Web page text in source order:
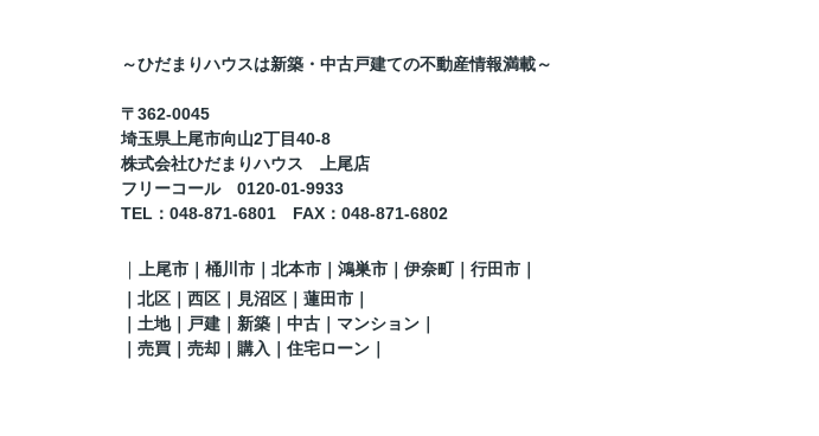
～ひだまりハウスは新築・中古戸建ての不動産情報満載～
〒362-0045
埼玉県上尾市向山2丁目40-8
株式会社ひだまりハウス 上尾店
フリーコール 0120-01-9933
TEL ：048-871-6801 FAX ： 048-871-6802
｜ 上尾市｜桶川市｜北本市｜鴻巣市｜伊奈町｜行田市
北区 ｜西区｜見沼区 ｜蓮田市
｜土地｜戸建｜新築｜中古｜マンション｜
｜売買｜売却｜購入｜住宅ローン｜